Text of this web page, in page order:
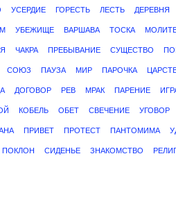
УСЕРДИЕ ГОРЕСТЬ ЛЕСТЬ ДЕРЕВНЯ
УБЕЖИЩЕ ВАРШАВА ТОСКА
ЧАКРА ПРЕБЫВАНИЕ СУЩЕСТВО
СОЮЗ ПАУЗА МИР ПАРОЧКА
ДОГОВОР РЕВ МРАК ПАРЕНИЕ
КОБЕЛЬ ОБЕТ СВЕЧЕНИЕ УГОВОР
ПРИВЕТ ПРОТЕСТ ПАНТОМИМА
ПОКЛОН СИДЕНЬЕ ЗНАКОМСТВО